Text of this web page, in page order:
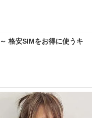
格安SIMをお得に使うキ